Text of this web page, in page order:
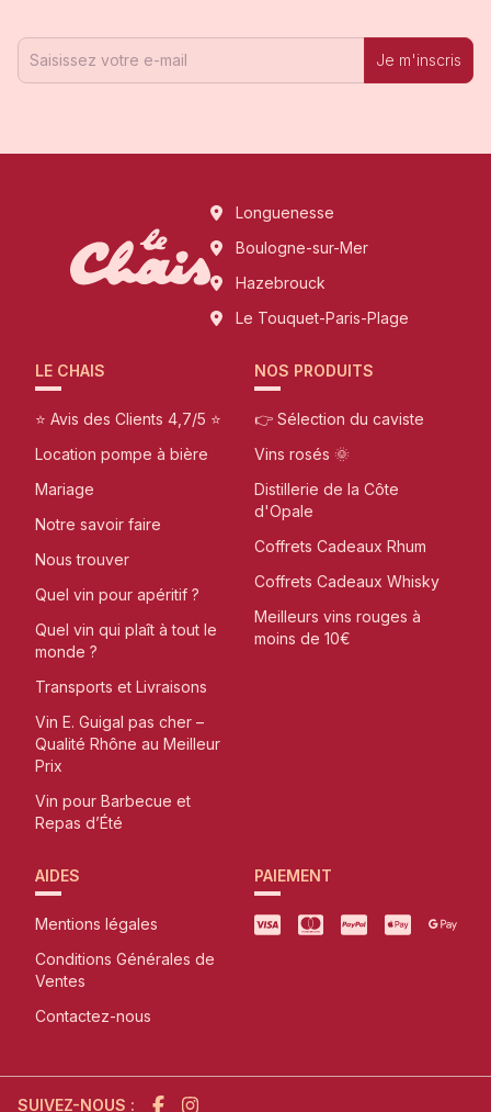
Je m'inscris
Longuenesse
Boulogne-sur-Mer
Hazebrouck
Le Touquet-Paris-Plage
LE CHAIS
⭐ Avis des Clients 4,7/5 ⭐
Location pompe à bière
Mariage
Notre savoir faire
Nous trouver
Quel vin pour apéritif ?
Quel vin qui plaît à tout le
monde ?
Transports et Livraisons
Vin E. Guigal pas cher –
Qualité Rhône au Meilleur
Prix
Vin pour Barbecue et
Repas d’Été
NOS PRODUITS
👉 Sélection du caviste
Vins rosés 🌞
Distillerie de la Côte
d'Opale
Coffrets Cadeaux Rhum
Coffrets Cadeaux Whisky
Meilleurs vins rouges à
moins de 10€
AIDES
Mentions légales
Conditions Générales de
Ventes
Contactez-nous
PAIEMENT
SUIVEZ-NOUS :